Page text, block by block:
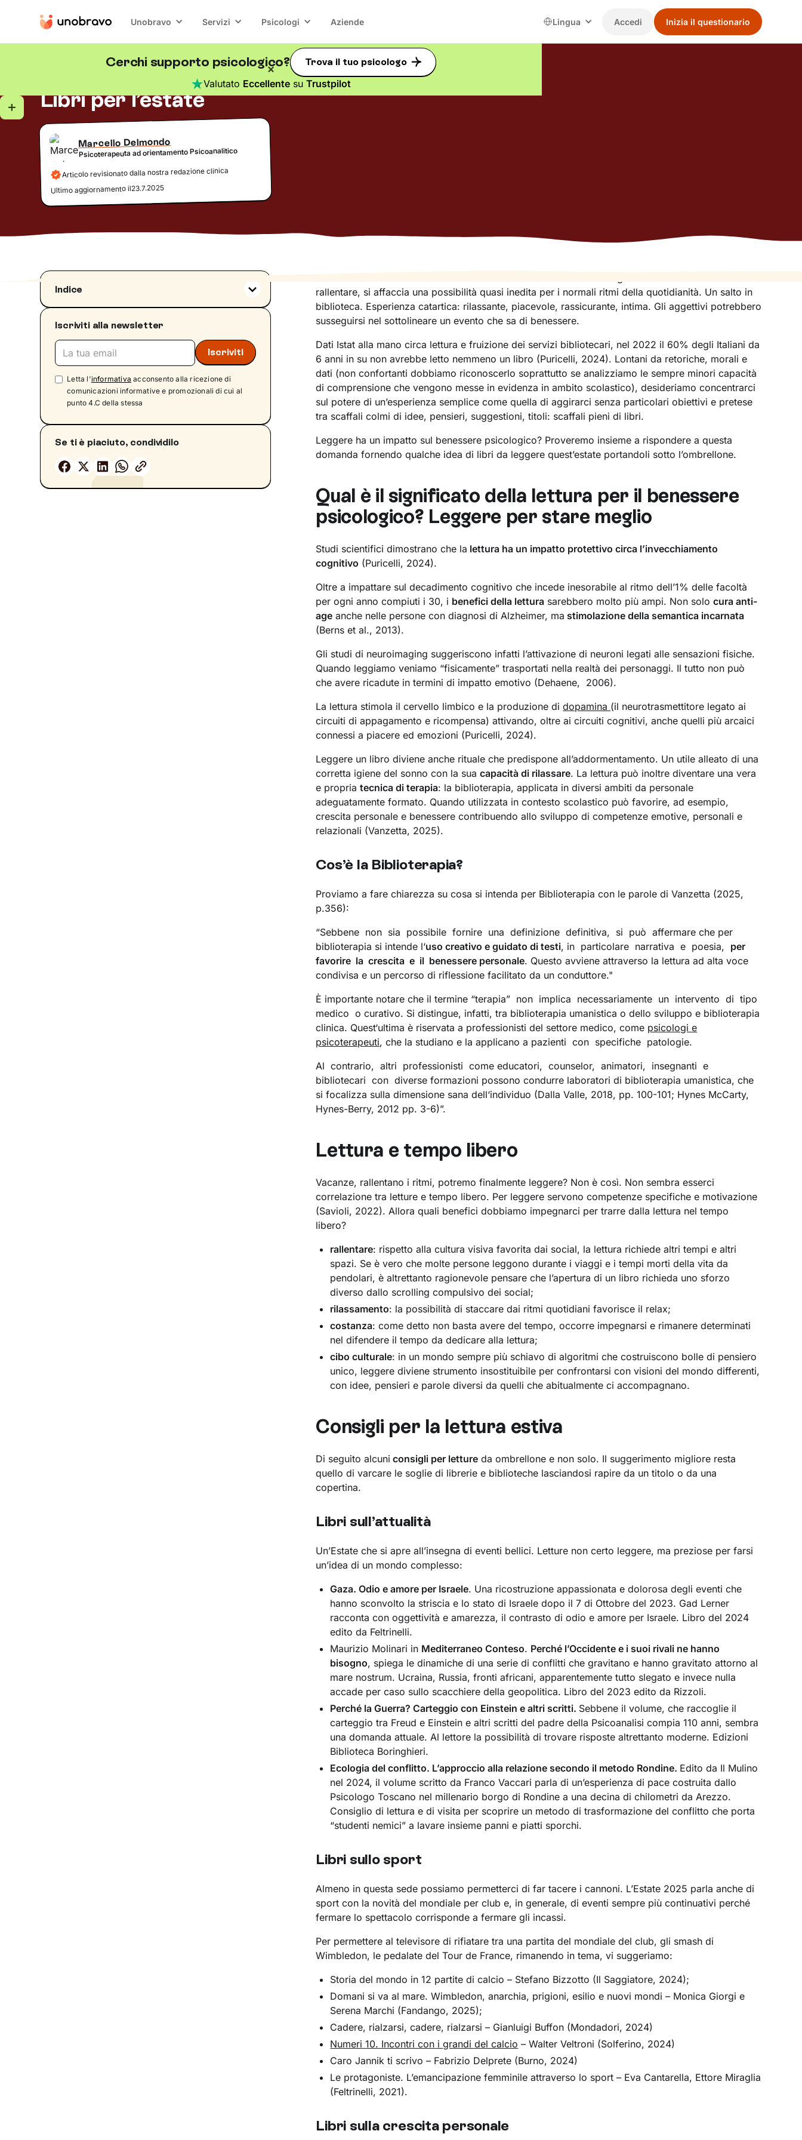
Unobravo Servizi Psicologi Aziende Lingua Accedi Inizia il questionario
Cerchi supporto psicologico? Trova il tuo psicologo
Valutato Eccellentesu Trustpilot
minuti di lettura
Libri per l’estate
Marcello Delmondo
Psicoterapeuta ad orientamento Psicoanalitico
Articolo revisionato dalla nostra redazione clinica
Ultimo aggiornamento il23.7.2025
Indice
Qual è il significato della lettura per il
benessere psicologico? Leggere per stare
Cos’è la Biblioterapia?
Lettura e tempo libero
Consigli per la lettura estiva
Libri sull’attualità
Libri sulla crescita personale
Libri sulle vacanze
Romanzi e gialli da ombrellone
Iscriviti alla newsletter
Letta l'informativa acconsento alla ricezione di
comunicazioni informative e promozionali di cui al
punto 4.C della stessa
Se ti è piaciuto, condividilo
rallentare, si affaccia una possibilità quasi inedita per i normali ritmi della quotidianità. Un salto in
biblioteca. Esperienza catartica: rilassante, piacevole, rassicurante, intima. Gli aggettivi potrebbero
susseguirsi nel sottolineare un evento che sa di benessere.
Dati Istat alla mano circa lettura e fruizione dei servizi bibliotecari, nel 2022 il 60% degli Italiani da
6 anni in su non avrebbe letto nemmeno un libro (Puricelli, 2024). Lontani da retoriche, morali e
dati (non confortanti dobbiamo riconoscerlo soprattutto se analizziamo le sempre minori capacità
di comprensione che vengono messe in evidenza in ambito scolastico), desideriamo concentrarci
sul potere di un’esperienza semplice come quella di aggirarci senza particolari obiettivi e pretese
tra scaffali colmi di idee, pensieri, suggestioni, titoli: scaffali pieni di libri.
Leggere ha un impatto sul benessere psicologico? Proveremo insieme a rispondere a questa
domanda fornendo qualche idea di libri da leggere quest’estate portandoli sotto l’ombrellone.
Qual è il significato della lettura per il benessere
psicologico? Leggere per stare meglio
Studi scientifici dimostrano che la lettura ha un impatto protettivo circa l’invecchiamento
cognitivo (Puricelli, 2024).
Oltre a impattare sul decadimento cognitivo che incede inesorabile al ritmo dell’1% delle facoltà
per ogni anno compiuti i 30, i benefici della lettura sarebbero molto più ampi. Non solocura anti-
age anche nelle persone con diagnosi di Alzheimer, ma stimolazione della semantica incarnata
(Berns et al., 2013).
Gli studi di neuroimaging suggeriscono infatti l’attivazione di neuroni legati alle sensazioni fisiche.
Quando leggiamo veniamo “fisicamente” trasportati nella realtà dei personaggi. Il tutto non può
che avere ricadute in termini di impatto emotivo (Dehaene, 2006).
La lettura stimola il cervello limbico e la produzione didopamina (il neurotrasmettitore legato ai
circuiti di appagamento e ricompensa) attivando, oltre ai circuiti cognitivi, anche quelli più arcaici
connessi a piacere ed emozioni (Puricelli, 2024).
Leggere un libro diviene anche rituale che predispone all’addormentamento. Un utile alleato di una
corretta igiene del sonno con la suacapacità di rilassare. La lettura può inoltre diventare una vera
e propriatecnica di terapia: la biblioterapia, applicata in diversi ambiti da personale
adeguatamente formato. Quando utilizzata in contesto scolastico può favorire, ad esempio,
crescita personale e benessere contribuendo allo sviluppo di competenze emotive, personali e
relazionali (Vanzetta, 2025).
Cos’è la Biblioterapia?
Proviamo a fare chiarezza su cosa si intenda per Biblioterapia con le parole di Vanzetta (2025,
p.356):
“Sebbene non sia possibile fornire una definizione definitiva, si può affermare che per
biblioterapia si intende l‘uso creativo e guidato di testi, in particolare narrativa e poesia, per
favorire la crescita e il benessere personale. Questo avviene attraverso la lettura ad alta voce
condivisa e un percorso di riflessione facilitato da un conduttore."
È importante notare che il termine “terapia” non implica necessariamente un intervento di tipo
medico o curativo. Si distingue, infatti, tra biblioterapia umanistica o dello sviluppo e biblioterapia
clinica. Quest‘ultima è riservata a professionisti del settore medico, come psicologi e
psicoterapeuti, che la studiano e la applicano a pazienti con specifiche patologie.
Al contrario, altri professionisti come educatori, counselor, animatori, insegnanti e
bibliotecari con diverse formazioni possono condurre laboratori di biblioterapia umanistica, che
si focalizza sulla dimensione sana dell‘individuo (Dalla Valle, 2018, pp. 100-101; Hynes McCarty,
Hynes-Berry, 2012 pp. 3-6)”.
Lettura e tempo libero
Vacanze, rallentano i ritmi, potremo finalmente leggere? Non è così. Non sembra esserci
correlazione tra letture e tempo libero. Per leggere servono competenze specifiche e motivazione
(Savioli, 2022). Allora quali benefici dobbiamo impegnarci per trarre dalla lettura nel tempo
libero?
rallentare: rispetto alla cultura visiva favorita dai social, la lettura richiede altri tempi e altri
spazi. Se è vero che molte persone leggono durante i viaggi e i tempi morti della vita da
pendolari, è altrettanto ragionevole pensare che l’apertura di un libro richieda uno sforzo
diverso dallo scrolling compulsivo dei social;
rilassamento: la possibilità di staccare dai ritmi quotidiani favorisce il relax;
costanza: come detto non basta avere del tempo, occorre impegnarsi e rimanere determinati
nel difendere il tempo da dedicare alla lettura;
cibo culturale: in un mondo sempre più schiavo di algoritmi che costruiscono bolle di pensiero
unico, leggere diviene strumento insostituibile per confrontarsi con visioni del mondo differenti,
con idee, pensieri e parole diversi da quelli che abitualmente ci accompagnano.
Consigli per la lettura estiva
Di seguito alcuni consigli per letture da ombrellone e non solo. Il suggerimento migliore resta
quello di varcare le soglie di librerie e biblioteche lasciandosi rapire da un titolo o da una
copertina.
Libri sull’attualità
Un’Estate che si apre all’insegna di eventi bellici. Letture non certo leggere, ma preziose per farsi
un’idea di un mondo complesso:
Gaza. Odio e amore per Israele. Una ricostruzione appassionata e dolorosa degli eventi che
hanno sconvolto la striscia e lo stato di Israele dopo il 7 di Ottobre del 2023. Gad Lerner
racconta con oggettività e amarezza, il contrasto di odio e amore per Israele. Libro del 2024
edito da Feltrinelli.
Maurizio Molinari in Mediterraneo Conteso. Perché l’Occidente e i suoi rivali ne hanno
bisogno, spiega le dinamiche di una serie di conflitti che gravitano e hanno gravitato attorno al
mare nostrum. Ucraina, Russia, fronti africani, apparentemente tutto slegato e invece nulla
accade per caso sullo scacchiere della geopolitica. Libro del 2023 edito da Rizzoli.
Perché la Guerra? Carteggio con Einstein e altri scritti. Sebbene il volume, che raccoglie il
carteggio tra Freud e Einstein e altri scritti del padre della Psicoanalisi compia 110 anni, sembra
una domanda attuale. Al lettore la possibilità di trovare risposte altrettanto moderne. Edizioni
Biblioteca Boringhieri.
Ecologia del conflitto. L’approccio alla relazione secondo il metodo Rondine. Edito da Il Mulino
nel 2024, il volume scritto da Franco Vaccari parla di un’esperienza di pace costruita dallo
Psicologo Toscano nel millenario borgo di Rondine a una decina di chilometri da Arezzo.
Consiglio di lettura e di visita per scoprire un metodo di trasformazione del conflitto che porta
“studenti nemici” a lavare insieme panni e piatti sporchi.
Libri sullo sport
Almeno in questa sede possiamo permetterci di far tacere i cannoni. L’Estate 2025 parla anche di
sport con la novità del mondiale per club e, in generale, di eventi sempre più continuativi perché
fermare lo spettacolo corrisponde a fermare gli incassi.
Per permettere al televisore di rifiatare tra una partita del mondiale del club, gli smash di
Wimbledon, le pedalate del Tour de France, rimanendo in tema, vi suggeriamo:
Storia del mondo in 12 partite di calcio – Stefano Bizzotto (Il Saggiatore, 2024);
Domani si va al mare. Wimbledon, anarchia, prigioni, esilio e nuovi mondi – Monica Giorgi e
Serena Marchi (Fandango, 2025);
Cadere, rialzarsi, cadere, rialzarsi – Gianluigi Buffon (Mondadori, 2024)
Numeri 10. Incontri con i grandi del calcio – Walter Veltroni (Solferino, 2024)
Caro Jannik ti scrivo – Fabrizio Delprete (Burno, 2024)
Le protagoniste. L’emancipazione femminile attraverso lo sport – Eva Cantarella, Ettore Miraglia
(Feltrinelli, 2021).
Libri sulla crescita personale